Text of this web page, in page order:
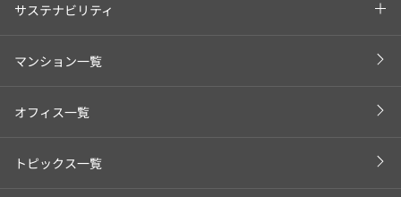
サステナビリティ
マンション一覧
オフィス一覧
トピックス一覧